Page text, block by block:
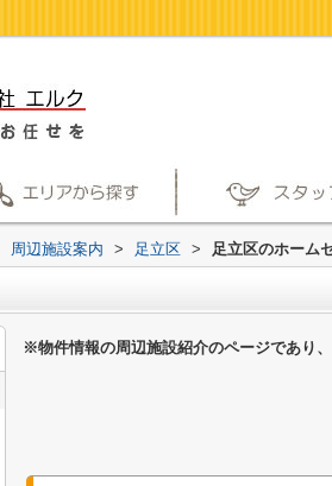
周辺施設案内 > 足立区 > 足立区のホーム
※物件情報の周辺施設紹介のページであり